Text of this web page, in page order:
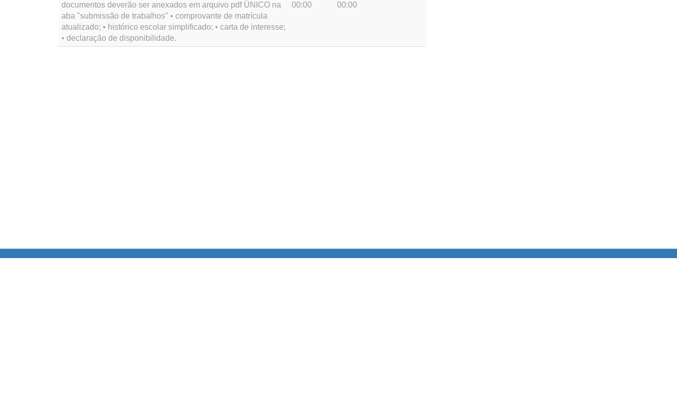
documentos deverão ser anexados em arquivo pdf ÚNICO na
aba "submissão de trabalhos" • comprovante de matrícula
atualizado; • histórico escolar simplificado; • carta de interesse;
• declaração de disponibilidade.
00:00
00:00